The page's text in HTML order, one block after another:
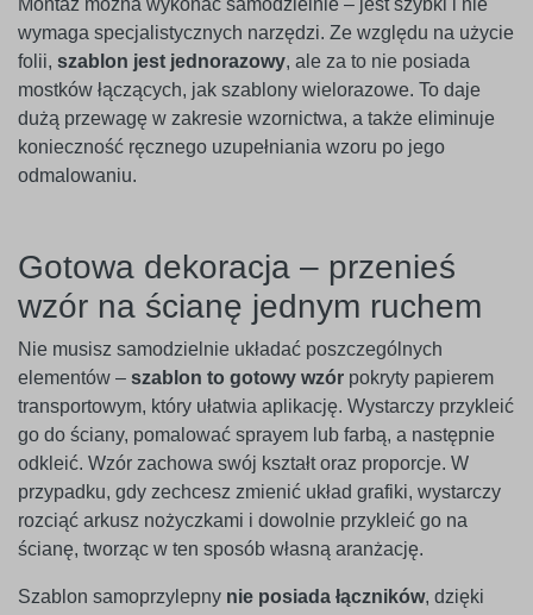
Montaż można wykonać samodzielnie – jest szybki i nie
wymaga specjalistycznych narzędzi. Ze względu na użycie
folii, szablon jest jednorazowy, ale za to nie posiada
mostków łączących, jak szablony wielorazowe. To daje
dużą przewagę w zakresie wzornictwa, a także eliminuje
konieczność ręcznego uzupełniania wzoru po jego
odmalowaniu.
Gotowa dekoracja – przenieś
wzór na ścianę jednym ruchem
Nie musisz samodzielnie układać poszczególnych
elementów – szablon to gotowy wzór pokryty papierem
transportowym, który ułatwia aplikację. Wystarczy przykleić
go do ściany, pomalować sprayem lub farbą, a następnie
odkleić. Wzór zachowa swój kształt oraz proporcje. W
przypadku, gdy zechcesz zmienić układ grafiki, wystarczy
rozciąć arkusz nożyczkami i dowolnie przykleić go na
ścianę, tworząc w ten sposób własną aranżację.
Szablon samoprzylepny nie posiada łączników, dzięki